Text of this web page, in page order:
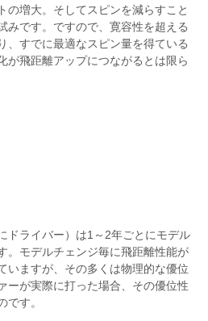
の増大。そしてスピンを減らすこと
みです。ですので、寛容性を超える
、すでに最適なスピン量を得ている
が飛距離アップにつながるとは限ら
ドライバー）は1～2年ごとにモデル
。モデルチェンジ毎に飛距離性能が
いますが、その多くは物理的な優位
ーが実際に打った場合、その優位性
です。